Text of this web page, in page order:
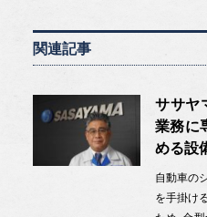
関連記事
ササヤ
業務に
める設
自動車の
を手掛け